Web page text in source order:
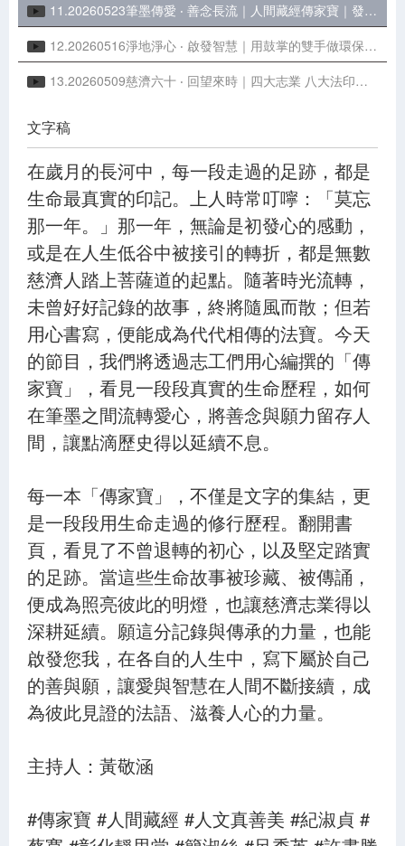
11.20260523筆墨傳愛 ‧ 善念長流｜人間藏經傳家寶｜發心立願 行菩薩道
12.20260516淨地淨心 ‧ 啟發智慧｜用鼓掌的雙手做環保｜雪隆分會三十周年
13.20260509慈濟六十 ‧ 回望來時｜四大志業 八大法印｜為佛教 為眾生
文字稿
在歲月的長河中，每一段走過的足跡，都是
生命最真實的印記。上人時常叮嚀：「莫忘
那一年。」那一年，無論是初發心的感動，
或是在人生低谷中被接引的轉折，都是無數
慈濟人踏上菩薩道的起點。隨著時光流轉，
未曾好好記錄的故事，終將隨風而散；但若
用心書寫，便能成為代代相傳的法寶。今天
的節目，我們將透過志工們用心編撰的「傳
家寶」，看見一段段真實的生命歷程，如何
在筆墨之間流轉愛心，將善念與願力留存人
間，讓點滴歷史得以延續不息。
每一本「傳家寶」，不僅是文字的集結，更
是一段段用生命走過的修行歷程。翻開書
頁，看見了不曾退轉的初心，以及堅定踏實
的足跡。當這些生命故事被珍藏、被傳誦，
便成為照亮彼此的明燈，也讓慈濟志業得以
深耕延續。願這分記錄與傳承的力量，也能
啟發您我，在各自的人生中，寫下屬於自己
的善與願，讓愛與智慧在人間不斷接續，成
為彼此見證的法語、滋養人心的力量。
主持人：黃敬涵
#傳家寶 #人間藏經 #人文真善美 #紀淑貞 #